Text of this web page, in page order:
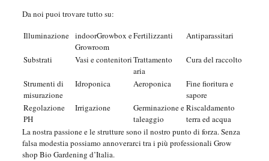
Da noi puoi trovare tutto su:
Illuminazione indoorGrowbox e
Growroom
Fertilizzanti Antiparassitari
Substrati Vasi e contenitoriTrattamento
aria
Cura del raccolto
Strumenti di
misurazione
Idroponica Aeroponica
Fine fioritura e
sapore
Regolazione
PH
Irrigazione
Germinazione e
taleaggio
Riscaldamento
terra ed acqua
La nostra passione e le strutture sono il nostro punto di forza. Senza
falsa modestia possiamo annoverarci tra i più professionali Grow
shop Bio Gardening d’Italia.